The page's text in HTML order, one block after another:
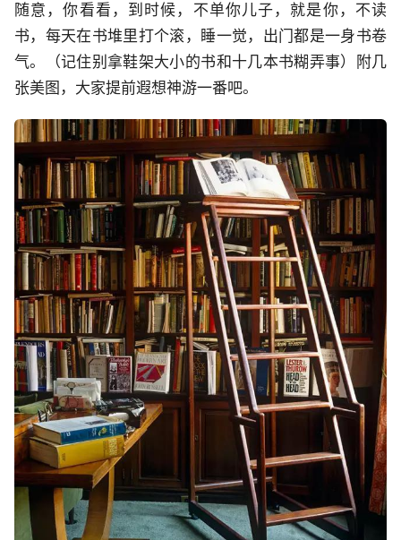
随意，你看看，到时候，不单你儿子，就是你，不读
书，每天在书堆里打个滚，睡一觉，出门都是一身书卷
气。（记住别拿鞋架大小的书和十几本书糊弄事）附几
张美图，大家提前遐想神游一番吧。